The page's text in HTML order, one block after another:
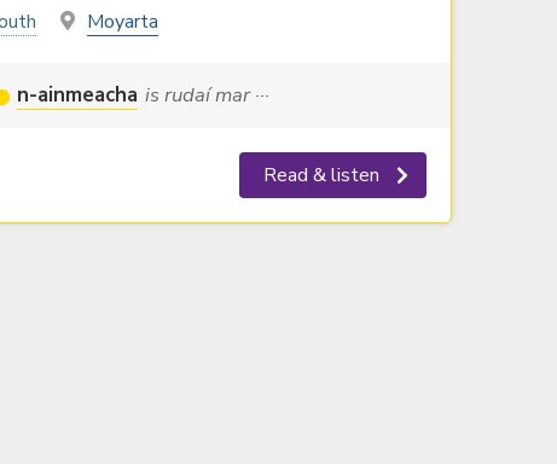
Moyarta
n-ainmeacha is rudaí mar ···
Read & listen